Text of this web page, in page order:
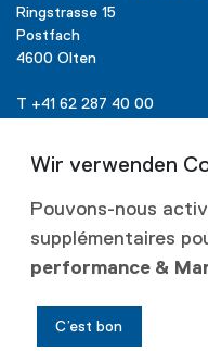
Ringstrasse 15
Postfach
4600 Olten
T +41 62 287 40 00
Liens
des données
Mentions
Pouvons-nous
supplémentaires
performance &
C’est bon